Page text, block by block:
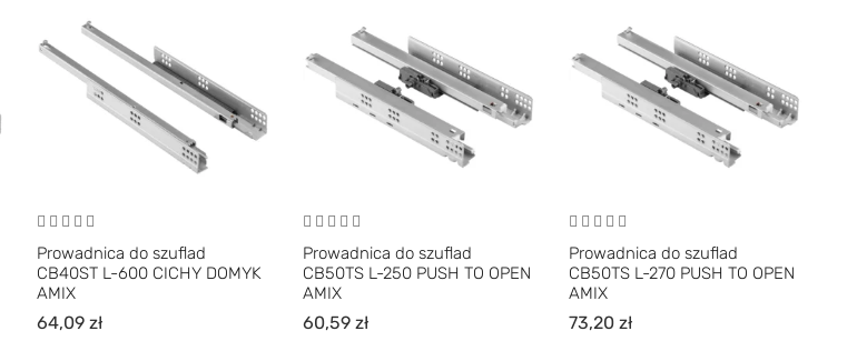
Prowadnica do szuflad
CB40ST L-600 CICHY DOMYK
AMIX
64,09zł
Prowadnica do szuflad
CB50TS L-250 PUSH TO OPEN
AMIX
60,59zł
Prowadnica do szuflad
CB50TS L-270 PUSH TO OPEN
AMIX
73,20zł